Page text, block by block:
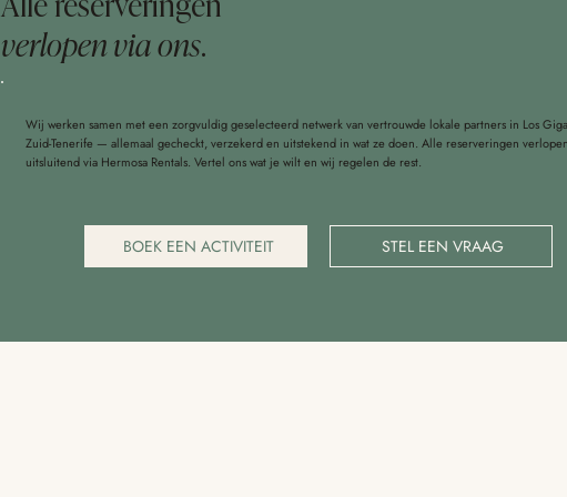
verlopen via ons.
Wij werken samen met een zorgvuldig geselecteerd netwerk van vertrouwde lokale partners in Los
Zuid-Tenerife — allemaal gecheckt, verzekerd en uitstekend in wat ze doen. Alle reserveringen verlopen
uitsluitend via Hermosa Rentals. Vertel ons wat je wilt en wij regelen de rest.
BOEK EEN ACTIVITEIT STEL EEN VRAAG